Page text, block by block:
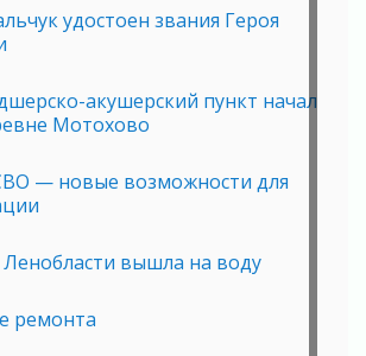
удостоен звания Героя
акушерский пункт начал
Мотохово
— новые возможности для
вышла на воду
ремонта